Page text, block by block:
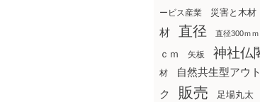
ービス産業
災害と木材
材
直径 直径300ｍｍ
ｃｍ
矢板 神社仏
材
自然共生型アウ
ク
販売 足場丸太